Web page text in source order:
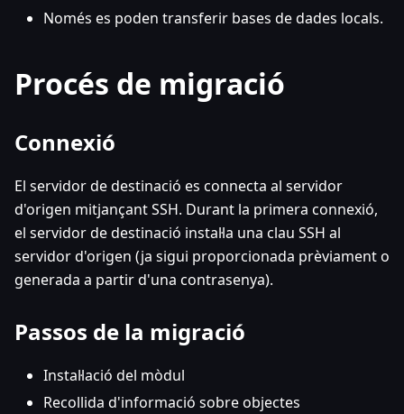
Només es poden transferir bases de dades locals.
Procés de migració
Connexió
El servidor de destinació es connecta al servidor
d'origen mitjançant SSH. Durant la primera connexió,
el servidor de destinació instal·la una clau SSH al
servidor d'origen (ja sigui proporcionada prèviament o
generada a partir d'una contrasenya).
Passos de la migració
Instal·lació del mòdul
Recollida d'informació sobre objectes